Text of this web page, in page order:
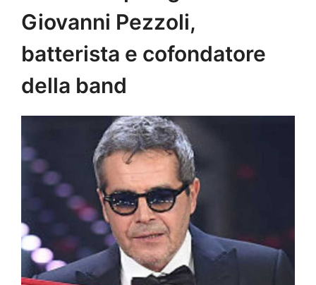
Giovanni Pezzoli,
batterista e cofondatore
della band